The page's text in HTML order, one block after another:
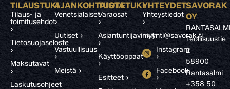
TILAUSTUKI
Tilaus- ja
toimitusehdot
›
Tietosuojaseloste
›
Maksutavat
›
Laskutusohjeet
AJANKOHTAISTA
Venetsialaiset
›
Uutiset ›
Vastuullisuus
›
Meistä ›
TUOTETUKI
Varaosat
›
Asiantuntijavinkit
›
Käyttöoppaat
›
Esitteet ›
YHTEYDET
Yhteystiedot
›
myynti@savorak.fi
Instagram
›
Facebook
›
SAVORAK
OY
Teollisuustie
2
58900
Rantasalmi
+358 50